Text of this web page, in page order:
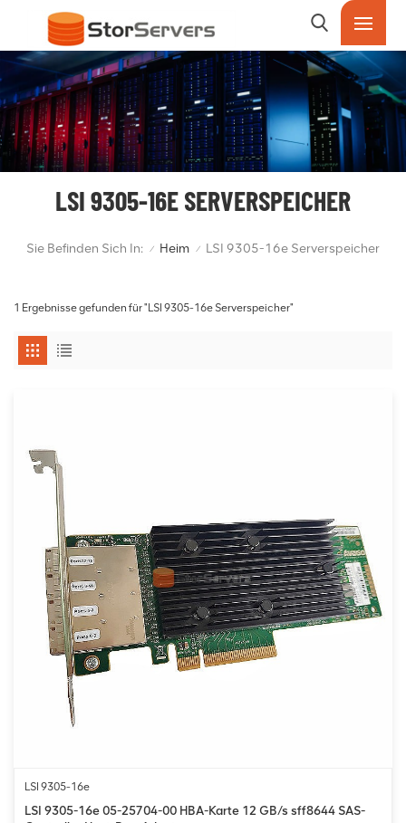
LSI 9305-16E SERVERSPEICHER
Sie Befinden Sich In: / Heim / LSI 9305-16e Serverspeicher
1 Ergebnisse gefunden für "LSI 9305-16e Serverspeicher"
LSI 9305-16e
LSI 9305-16e 05-25704-00 HBA-Karte 12 GB/s sff8644 SAS-